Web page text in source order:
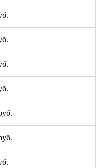
термостата